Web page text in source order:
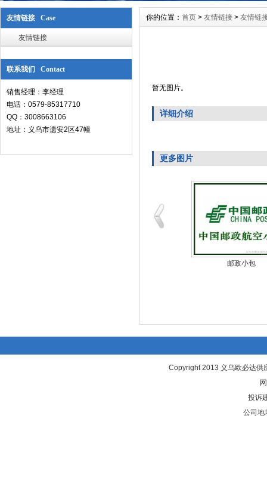
友情链接 Case
友情链接
联系我们 Contact
销售经理：李经理
电话：0579-85317710
QQ：3008663106
地址：义乌市遗安2区47幢
你的位置： 首页 > 友情链接 > 友情链
暂无图片。
详细介绍
更多图片
邮政小包
Copyright 2013 义乌欧必达供
投诉
公司地